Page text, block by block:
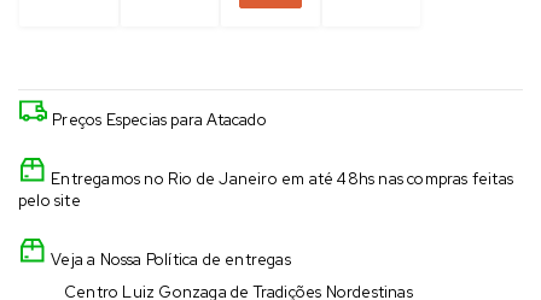
Preços Especias para Atacado
Entregamos no Rio de Janeiro em até 48hs nas compras feitas
pelo site
Veja a Nossa Política de entregas
Centro Luiz Gonzaga de Tradições Nordestinas